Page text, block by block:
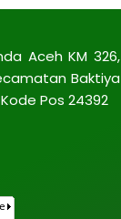
Aceh KM 326,
Baktiya
Pos 24392